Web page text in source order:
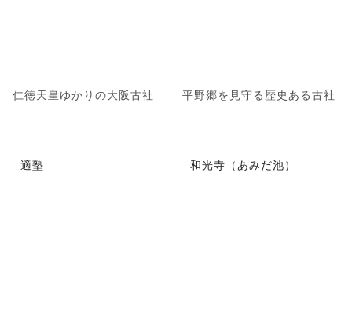
仁徳天皇ゆかりの大阪古社 平野郷を見守る歴史ある古社
適塾 和光寺（あみだ池）